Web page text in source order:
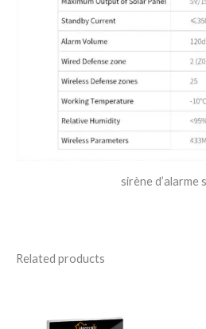
sirène d’alarme
Related products